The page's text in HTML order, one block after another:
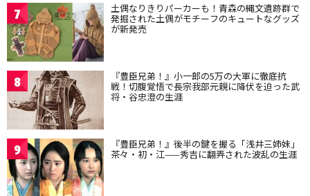
7 土偶なりきりパーカーも！青森の縄文遺跡群で
発掘された土偶がモチーフのキュートなグッズ
が新発売
8 『豊臣兄弟！』小一郎の5万の大軍に徹底抗
戦！切腹覚悟で長宗我部元親に降伏を迫った武
将・谷忠澄の生涯
9 『豊臣兄弟！』後半の鍵を握る「浅井三姉妹」
茶々・初・江——秀吉に翻弄された波乱の生涯